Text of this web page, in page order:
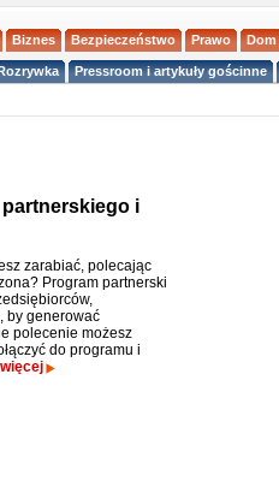
Biznes Bezpieczeństwo Prawo Dom
Pressroom i artykuły gościnne
i
zarabiać, polecając
Program partnerski
by generować
polecenie możesz
do programu i
więcej